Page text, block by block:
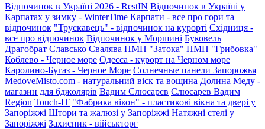
Відпочинок в Україні 2026 - RestIN Відпочинок в Україні у
Карпатах у зимку - WinterTime Карпати - все про гори та
відпочинок "Трускавець" - відпочинок на курорті Східниця -
все про відпочинок Відпочинок у Моршині Буковель
Драгобрат Славсько Свалява НМП "Затока" НМП "Грибовка"
Коблево - Черное море Одесса - курорт на Черном море
Каролино-Бугаз - Черное Море Солнечные панели Запорожья
MedoveMisto.com - натуральний віск та вощина Долина Меду -
магазин для бджолярів Вадим Слюсарєв Слюсарев Вадим
Region Touch-IT "Фабрика вікон" - пластикові вікна та двері у
Запоріжжі Штори та жалюзі у Запоріжжі Натяжні стелі у
Запоріжжі Захисник - військторг